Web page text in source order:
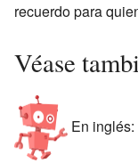
recuerdo para
Véase
En inglés: